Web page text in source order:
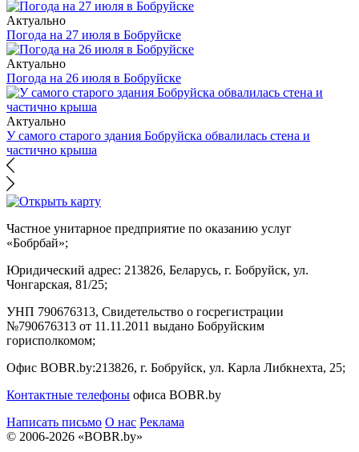
Актуально
Погода на 27 июля в Бобруйске
Актуально
Погода на 26 июля в Бобруйске
Актуально
У самого старого здания Бобруйска обвалилась стена и
частично крыша
Частное унитарное предприятие по оказанию услуг
«Бобрбай»;
Юридический адрес: 213826, Беларусь, г. Бобруйск, ул.
Чонгарская, 81/25;
УНП 790676313, Свидетельство о госрегистрации
№790676313 от 11.11.2011 выдано Бобруйским
горисполкомом;
Офис BOBR.by:213826, г. Бобруйск, ул. Карла Либкнехта, 25;
Контактные телефоны офиса BOBR.by
Написать письмо О нас Реклама
© 2006-2026 «BOBR.by»